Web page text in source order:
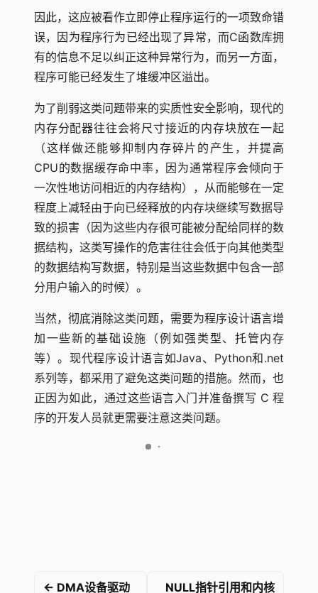
因此，这应被看作立即停止程序运行的一项致命错
误，因为程序行为已经出现了异常，而C函数库拥
有的信息不足以纠正这种异常行为，而另一方面，
程序可能已经发生了堆缓冲区溢出。
为了削弱这类问题带来的实质性安全影响，现代的
内存分配器往往会将尺寸接近的内存块放在一起
（这样做还能够抑制内存碎片的产生，并提高
CPU的数据缓存命中率，因为通常程序会倾向于
一次性地访问相近的内存结构），从而能够在一定
程度上减轻由于向已经释放的内存块继续写数据导
致的损害（因为这些内存很可能被分配给同样的数
据结构，这类写操作的危害往往会低于向其他类型
的数据结构写数据，特别是当这些数据中包含一部
分用户输入的时候）。
当然，彻底消除这类问题，需要为程序设计语言增
加一些新的基础设施（例如强类型、托管内存
等）。现代程序设计语言如Java、Python和.net
系列等，都采用了避免这类问题的措施。然而，也
正因为如此，通过这些语言入门并准备撰写 C 程
序的开发人员就更需要注意这类问题。
← DMA设备驱动 NULL指针引用和内核